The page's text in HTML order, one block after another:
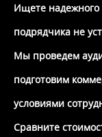
Ищете надежного
подрядчика не
Мы проведем
подготовим
условиями
Сравните